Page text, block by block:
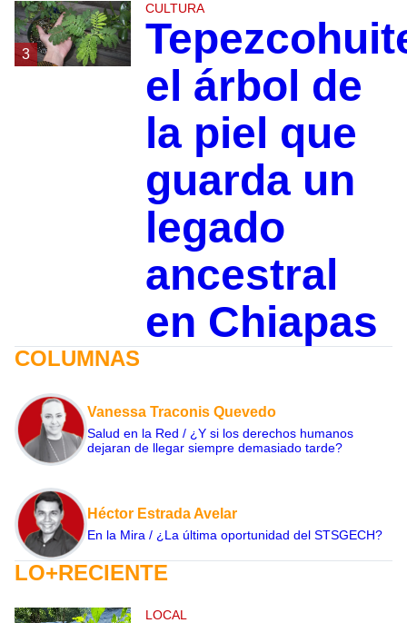
3
CULTURA
el árbol de
la piel que
guarda un
legado
ancestral
en Chiapas
COLUMNAS
Vanessa Traconis Quevedo
Salud en la Red / ¿Y si los derechos humanos
dejaran de llegar siempre demasiado tarde?
Héctor Estrada Avelar
En la Mira / ¿La última oportunidad del STSGECH?
LO+RECIENTE
LOCAL